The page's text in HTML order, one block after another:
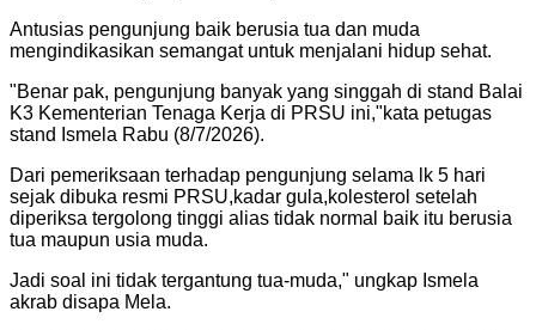
Antusias pengunjung baik berusia tua dan muda
mengindikasikan semangat untuk menjalani hidup sehat.
"Benar pak, pengunjung banyak yang singgah di stand Balai
K3 Kementerian Tenaga Kerja di PRSU ini,"kata petugas
stand Ismela Rabu (8/7/2026).
Dari pemeriksaan terhadap pengunjung selama lk 5 hari
sejak dibuka resmi PRSU,kadar gula,kolesterol setelah
diperiksa tergolong tinggi alias tidak normal baik itu berusia
tua maupun usia muda.
Jadi soal ini tidak tergantung tua-muda," ungkap Ismela
akrab disapa Mela.